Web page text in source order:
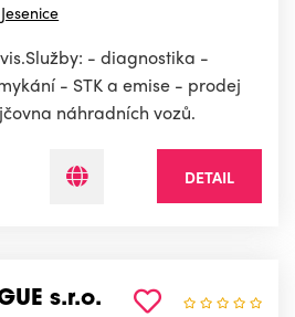
- diagnostika -
- STK a emise - prodej
náhradních vozů.
DETAIL
s.r.o.